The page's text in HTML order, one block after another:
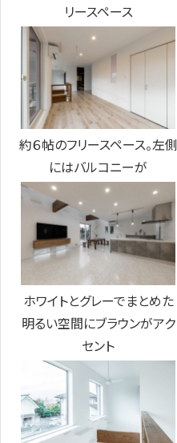
リースペース
約６帖のフリースペース。左側
にはバルコニーが
ホワイトとグレーでまとめた
明るい空間にブラウンがアク
セント